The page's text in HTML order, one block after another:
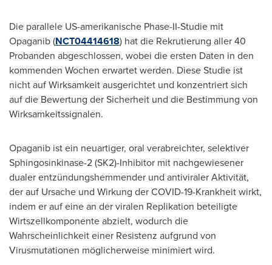
Die parallele US-amerikanische Phase-II-Studie mit
Opaganib (NCT04414618) hat die Rekrutierung aller 40
Probanden abgeschlossen, wobei die ersten Daten in den
kommenden Wochen erwartet werden. Diese Studie ist
nicht auf Wirksamkeit ausgerichtet und konzentriert sich
auf die Bewertung der Sicherheit und die Bestimmung von
Wirksamkeitssignalen.
Opaganib ist ein neuartiger, oral verabreichter, selektiver
Sphingosinkinase-2 (SK2)-Inhibitor mit nachgewiesener
dualer entzündungshemmender und antiviraler Aktivität,
der auf Ursache und Wirkung der COVID-19-Krankheit wirkt,
indem er auf eine an der viralen Replikation beteiligte
Wirtszellkomponente abzielt, wodurch die
Wahrscheinlichkeit einer Resistenz aufgrund von
Virusmutationen möglicherweise minimiert wird.